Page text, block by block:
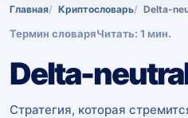
Главная Криптословарь Delta-
Термин словаряЧитать: 1 мин.
Delta-
Стратегия, которая